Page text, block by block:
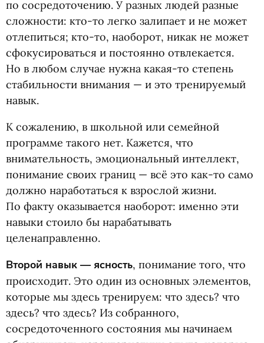
по сосредоточению. У разных людей разные
сложности: кто-то легко залипает и не может
отлепиться; кто-то, наоборот, никак не может
сфокусироваться и постоянно отвлекается.
Но в любом случае нужна какая-то степень
стабильности внимания — и это тренируемый
навык.
К сожалению, в школьной или семейной
программе такого нет. Кажется, что
внимательность, эмоциональный интеллект,
понимание своих границ — всё это как-то само
должно наработаться к взрослой жизни.
По факту оказывается наоборот: именно эти
навыки стоило бы нарабатывать
целенаправленно.
Второй навык — ясность, понимание того, что
происходит. Это один из основных элементов,
которые мы здесь тренируем: что здесь? что
здесь? что здесь? Из собранного,
сосредоточенного состояния мы начинаем